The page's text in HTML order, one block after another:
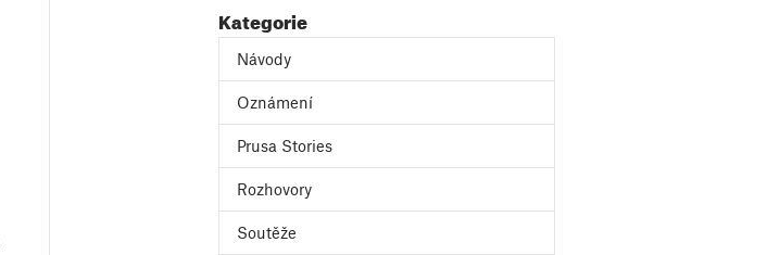
Kategorie
Návody
Oznámení
Prusa Stories
Rozhovory
Soutěže